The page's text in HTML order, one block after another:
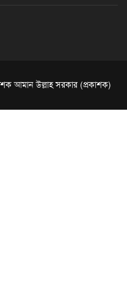
আমান উল্লাহ সরকার (প্রকাশক)